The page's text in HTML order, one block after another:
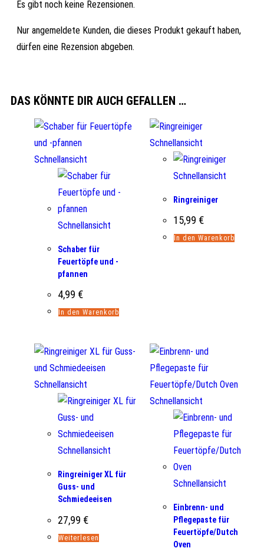
Es gibt noch keine Rezensionen.
Nur angemeldete Kunden, die dieses Produkt gekauft haben,
dürfen eine Rezension abgeben.
DAS KÖNNTE DIR AUCH GEFALLEN …
Schnellansicht
Schnellansicht
Schaber für
Feuertöpfe und -
pfannen
4,99 €
In den Warenkorb
Schnellansicht
Schnellansicht
Ringreiniger
15,99 €
In den Warenkorb
Schnellansicht
Schnellansicht
Ringreiniger XL für
Guss- und
Schmiedeeisen
27,99 €
Weiterlesen
Schnellansicht
Schnellansicht
Einbrenn- und
Pflegepaste für
Feuertöpfe/Dutch
Oven